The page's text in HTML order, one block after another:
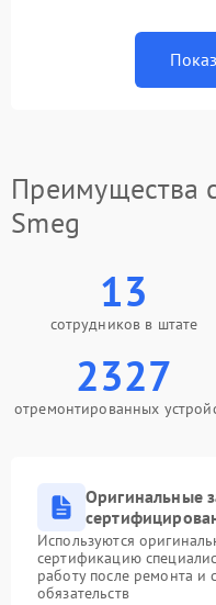
Преимущества
Smeg
13
сотрудников в штате
2327
отремонтированных
Оригинальные
Используются
сертификацию
работу после ремонта и
обязательств